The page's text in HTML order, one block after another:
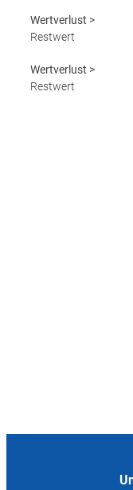
Wertverlust >
Restwert
Wertverlust >
Restwert